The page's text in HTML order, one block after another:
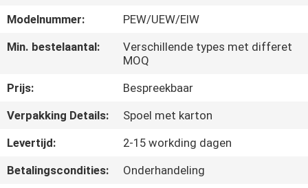
KWALITEITSCONTROLE
ONS
NIEUWS
Modelnummer:
PEW/UEW/EIW
Min. bestelaantal:
Verschillende types met differet
MOQ
Prijs:
Bespreekbaar
Verpakking Details:
Spoel met karton
Levertijd:
2-15 workding dagen
Betalingscondities:
Onderhandeling